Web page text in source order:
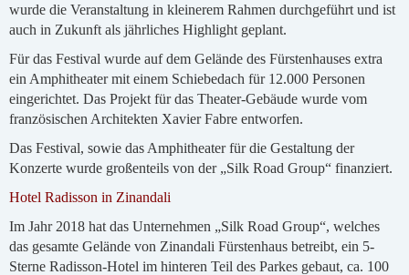
wurde die Veranstaltung in kleinerem Rahmen durchgeführt und ist
auch in Zukunft als jährliches Highlight geplant.
Für das Festival wurde auf dem Gelände des Fürstenhauses extra
ein Amphitheater mit einem Schiebedach für 12.000 Personen
eingerichtet. Das Projekt für das Theater-Gebäude wurde vom
französischen Architekten Xavier Fabre entworfen.
Das Festival, sowie das Amphitheater für die Gestaltung der
Konzerte wurde großenteils von der „Silk Road Group“ finanziert.
Hotel Radisson in Zinandali
Im Jahr 2018 hat das Unternehmen „Silk Road Group“, welches
das gesamte Gelände von Zinandali Fürstenhaus betreibt, ein 5-
Sterne Radisson-Hotel im hinteren Teil des Parkes gebaut, ca. 100